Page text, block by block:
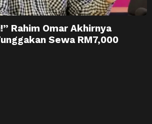
Rahim Omar Akhirnya
Sewa RM7,000